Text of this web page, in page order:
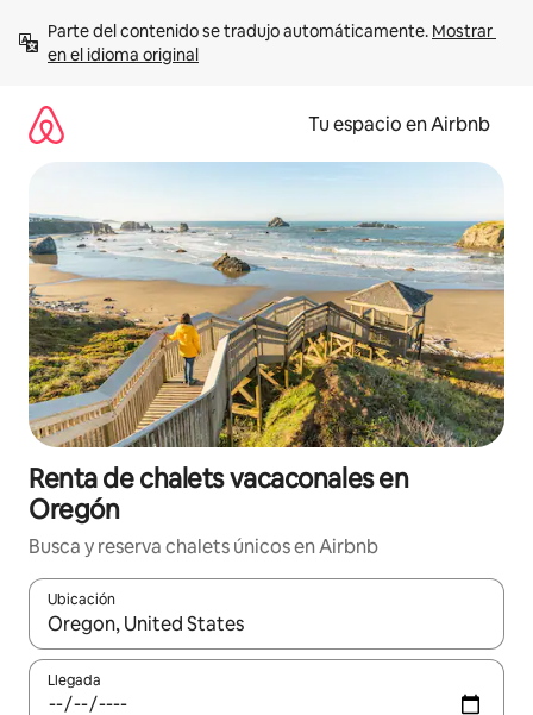
contenido
Parte del contenido se tradujo automáticamente. Mostrar
en el idioma original
Tu espacio en Airbnb
Renta de chalets vacaconales en
Oregón
Busca y reserva chalets únicos en Airbnb
Ubicación
Cuando los resultados estén disponibles, podrás navegar
Llegada